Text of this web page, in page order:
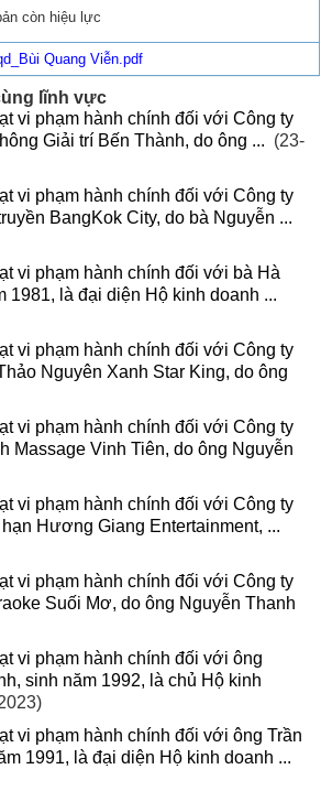
còn hiệu lực
Quang Viễn.pdf
lĩnh vực
vi phạm hành chính đối với Công ty
Giải trí Bến Thành, do ông ... (23-
vi phạm hành chính đối với Công ty
BangKok City, do bà Nguyễn ...
vi phạm hành chính đối với bà Hà
1981, là đại diện Hộ kinh doanh ...
vi phạm hành chính đối với Công ty
Nguyên Xanh Star King, do ông
vi phạm hành chính đối với Công ty
Massage Vinh Tiên, do ông Nguyễn
vi phạm hành chính đối với Công ty
Hương Giang Entertainment, ...
vi phạm hành chính đối với Công ty
Suối Mơ, do ông Nguyễn Thanh
vi phạm hành chính đối với ông
sinh năm 1992, là chủ Hộ kinh
vi phạm hành chính đối với ông Trần
1991, là đại diện Hộ kinh doanh ...